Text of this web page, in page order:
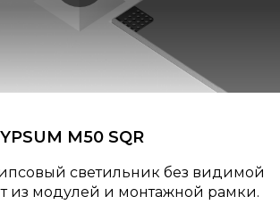
М50 SQR
светильник без видимой
из модулей и монтажной рамки.